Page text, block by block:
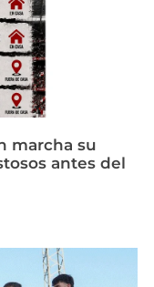
marcha su
antes del